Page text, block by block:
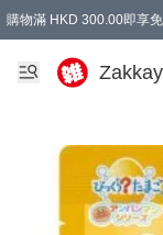
購物滿 HKD 300.00即享